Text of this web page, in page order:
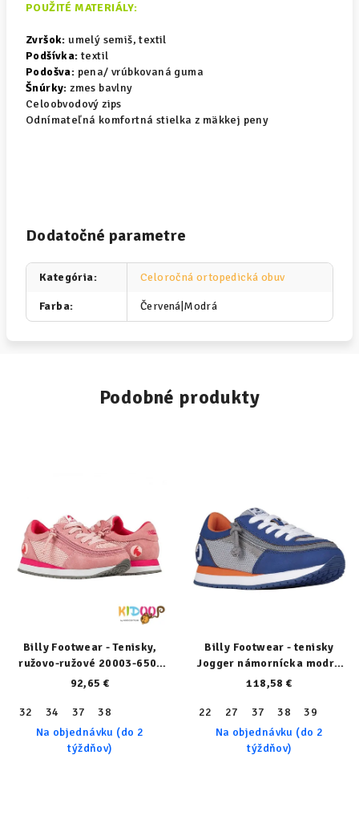
POUŽITÉ MATERIÁLY:
Zvršok: umelý semiš, textil
Podšívka: textil
Podošva: pena/ vrúbkovaná guma
Šnúrky: zmes bavlny
Celoobvodový zips
Odnímateľná komfortná stielka z mäkkej peny
Dodatočné parametre
Kategória: Celoročná ortopedická obuv
Farba: Červená|Modrá
Podobné produkty
Billy Footwear - Tenisky,
ružovo-ružové 20003-650-
normal
92,65 €
32 34 37
38
Na objednávku (do 2
týždňov)
Billy Footwear - tenisky
Jogger námornícka modrá
23102-410-normal
118,58 €
22 27 37 38
39
Na objednávku (do 2
týždňov)